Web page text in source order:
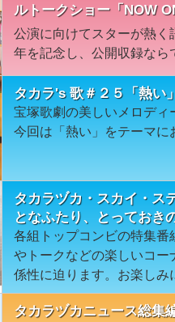
ルトークショー「NOW
公演に向けてスターが熱
年を記念し、公開収録なら
タカラ's 歌＃２５「熱い」
宝塚歌劇の美しいメロディ
今回は「熱い」をテーマに
タカラヅカ・スカイ・ス
となふたり、とっておき
各組トップコンビの特集番
やトークなどの楽しいコ
係性に迫ります。お楽しみ
タカラヅカニュース総集